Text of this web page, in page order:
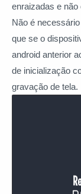
enraizadas e não
Não é
que se o
android anterior
de inicialização
gravação de tela.